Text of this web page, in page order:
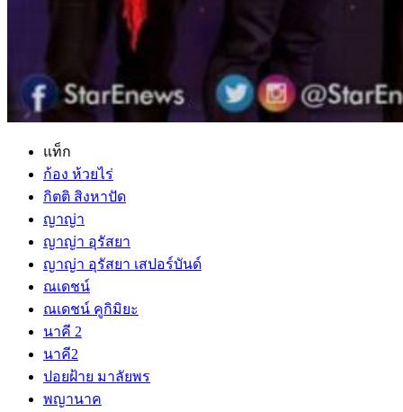
แท็ก
ก้อง ห้วยไร่
กิตติ สิงหาปัด
ญาญ่า
ญาญ่า อุรัสยา
ญาญ่า อุรัสยา เสปอร์บันด์
ณเดชน์
ณเดชน์ คูกิมิยะ
นาคี 2
นาคี2
ปอยฝ้าย มาลัยพร
พญานาค